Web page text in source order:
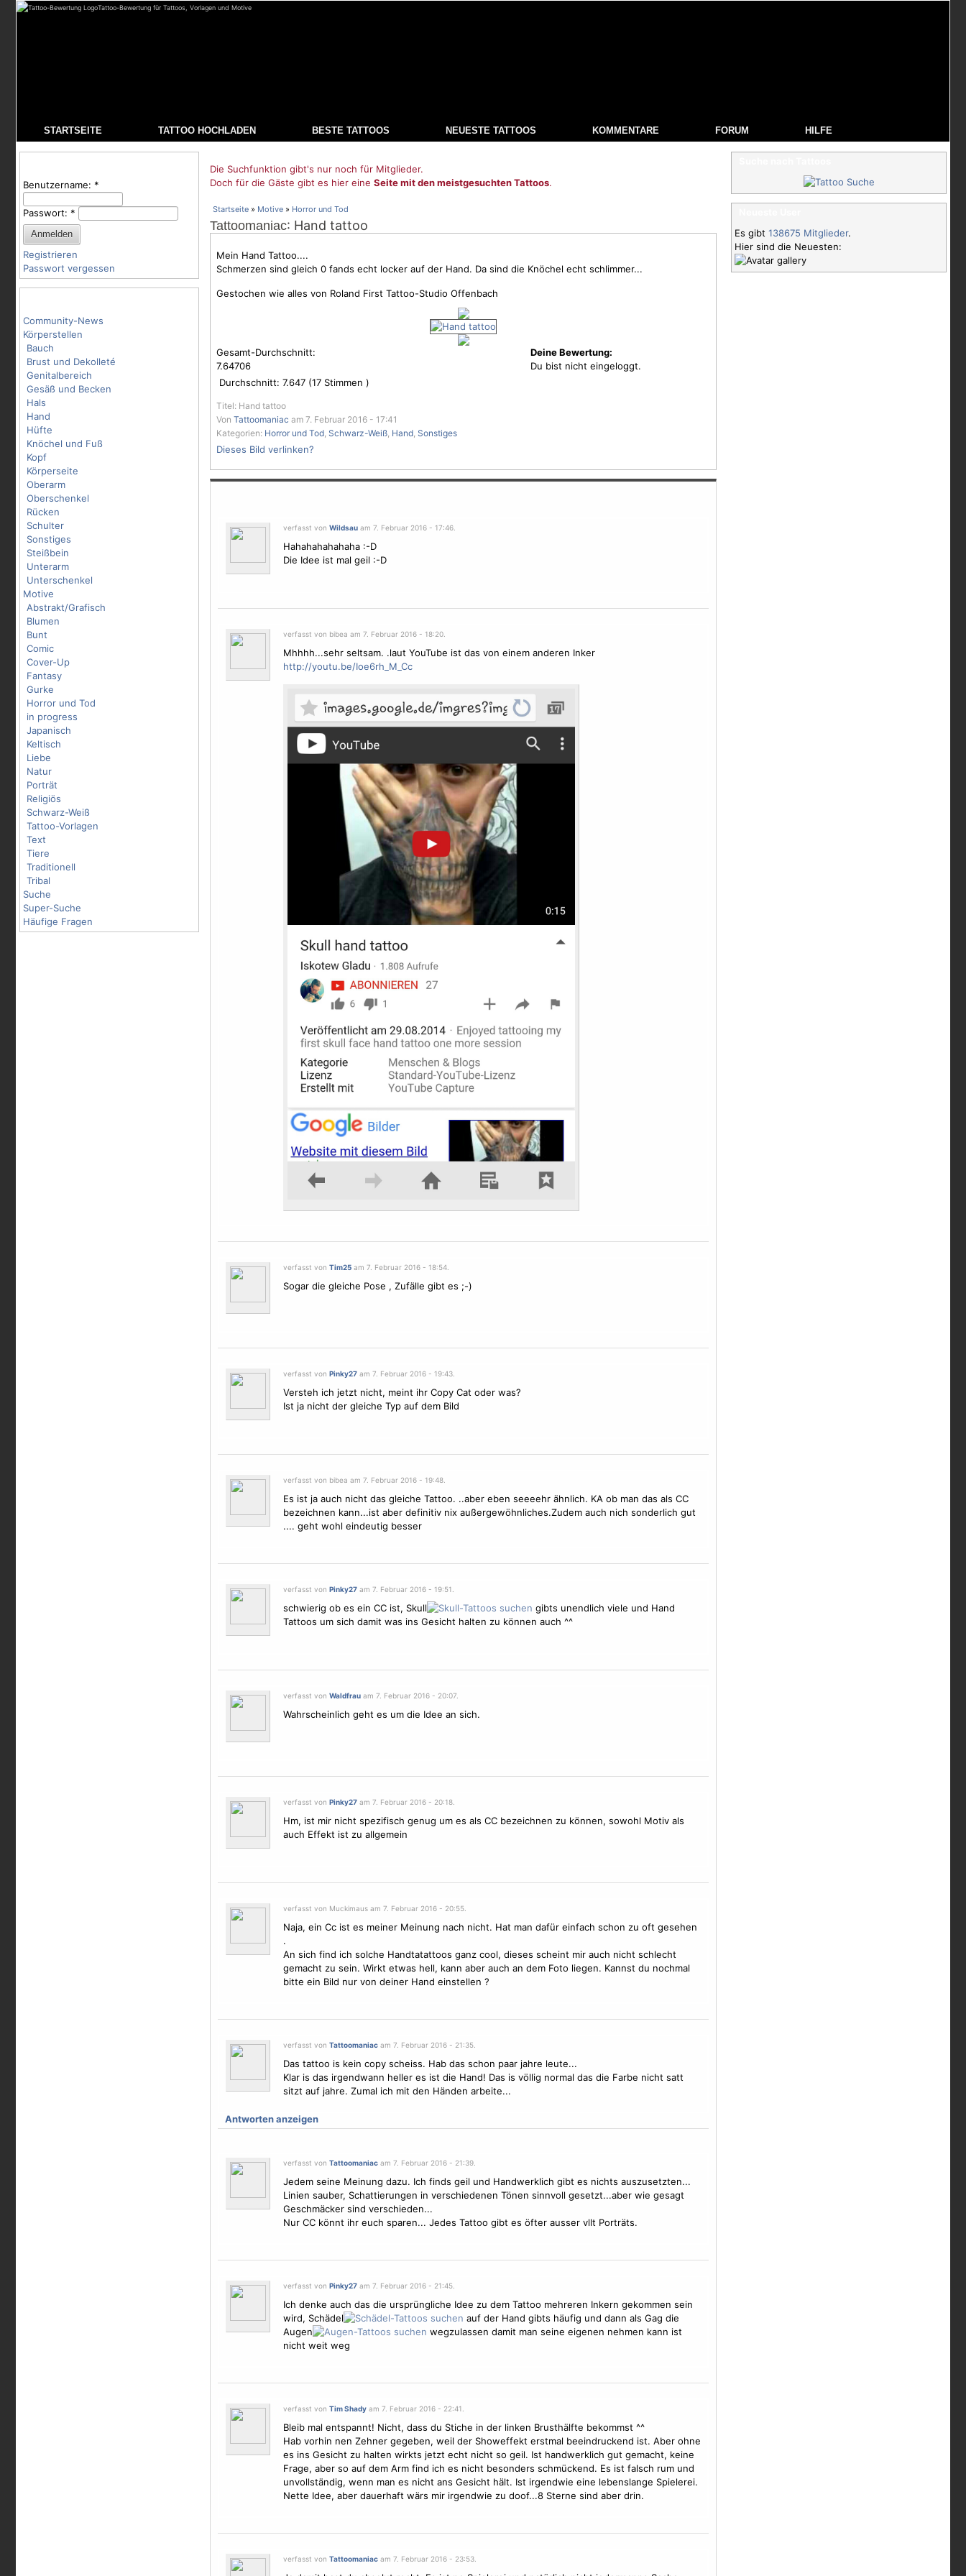
Tattoo-Bewertung für Tattoos, Vorlagen und Motive
STARTSEITE TATTOO HOCHLADEN BESTE TATTOOS NEUESTE TATTOOS KOMMENTARE FORUM HILFE
Benutzername: *
Passwort: *
Registrieren
Passwort vergessen
Community-News
Körperstellen
Bauch
Brust und Dekolleté
Genitalbereich
Gesäß und Becken
Hals
Hand
Hüfte
Knöchel und Fuß
Kopf
Körperseite
Oberarm
Oberschenkel
Rücken
Schulter
Sonstiges
Steißbein
Unterarm
Unterschenkel
Motive
Abstrakt/Grafisch
Blumen
Bunt
Comic
Cover-Up
Fantasy
Gurke
Horror und Tod
in progress
Japanisch
Keltisch
Liebe
Natur
Porträt
Religiös
Schwarz-Weiß
Tattoo-Vorlagen
Text
Tiere
Traditionell
Tribal
Suche
Super-Suche
Häufige Fragen
Die Suchfunktion gibt's nur noch für Mitglieder.
Doch für die Gäste gibt es hier eine Seite mit den meistgesuchten Tattoos.
Startseite » Motive » Horror und Tod
Tattoomaniac: Hand tattoo
Mein Hand Tattoo....
Schmerzen sind gleich 0 fands echt locker auf der Hand. Da sind die Knöchel echt schlimmer...
Gestochen wie alles von Roland First Tattoo-Studio Offenbach
Gesamt-Durchschnitt:
7.64706
Durchschnitt: 7.647 (17 Stimmen )
Deine Bewertung:
Du bist nicht eingeloggt.
Titel: Hand tattoo
Von Tattoomaniac am 7. Februar 2016 - 17:41
Kategorien: Horror und Tod, Schwarz-Weiß, Hand, Sonstiges
Dieses Bild verlinken?
verfasst von Wildsauam 7. Februar 2016 - 17:46.
Hahahahahahaha :-D
Die Idee ist mal geil :-D
verfasst von bibea am 7. Februar 2016 - 18:20.
Mhhhh...sehr seltsam. .laut YouTube ist das von einem anderen Inker
http://youtu.be/Ioe6rh_M_Cc
verfasst von Tim25am 7. Februar 2016 - 18:54.
Sogar die gleiche Pose , Zufälle gibt es ;-)
verfasst von Pinky27am 7. Februar 2016 - 19:43.
Versteh ich jetzt nicht, meint ihr Copy Cat oder was?
Ist ja nicht der gleiche Typ auf dem Bild
verfasst von bibea am 7. Februar 2016 - 19:48.
Es ist ja auch nicht das gleiche Tattoo. ..aber eben seeeehr ähnlich. KA ob man das als CC
bezeichnen kann...ist aber definitiv nix außergewöhnliches.Zudem auch nich sonderlich gut
.... geht wohl eindeutig besser
verfasst von Pinky27am 7. Februar 2016 - 19:51.
schwierig ob es ein CC ist, Skull
gibts unendlich viele und Hand
Tattoos um sich damit was ins Gesicht halten zu können auch ^^
verfasst von Waldfrauam 7. Februar 2016 - 20:07.
Wahrscheinlich geht es um die Idee an sich.
verfasst von Pinky27am 7. Februar 2016 - 20:18.
Hm, ist mir nicht spezifisch genug um es als CC bezeichnen zu können, sowohl Motivals
auch Effekt ist zu allgemein
verfasst von Muckimaus am 7. Februar 2016 - 20:55.
Naja, ein Cc ist es meiner Meinung nach nicht. Hat man dafür einfach schon zu oft gesehen
.
An sich find ich solche Handtatattoos ganz cool, dieses scheint mir auch nicht schlecht
gemacht zu sein. Wirkt etwas hell, kann aber auch an dem Foto liegen. Kannst du nochmal
bitte ein Bild nur von deiner Hand einstellen ?
verfasst von Tattoomaniacam 7. Februar 2016 - 21:35.
Das tattoo is kein copy scheiss. Hab das schon paar jahre leute...
Klar is das irgendwann heller es ist die Hand! Das is völlig normal das die Farbe nicht satt
sitzt auf jahre. Zumal ich mit den Händen arbeite...
Antworten anzeigen
verfasst von Tattoomaniacam 7. Februar 2016 - 21:39.
Jedem seine Meinung dazu. Ich finds geil und Handwerklich gibt es nichts auszusetzten...
Linien sauber, Schattierungen in verschiedenen Tönen sinnvoll gesetzt...aber wie gesagt
Geschmäcker sind verschieden...
Nur CC könnt ihr euch sparen... Jedes Tattoo gibt es öfter ausser vllt Porträts.
verfasst von Pinky27am 7. Februar 2016 - 21:45.
Ich denke auch das die ursprüngliche Idee zu dem Tattoo mehreren Inkern gekommen sein
wird, Schädel
auf der Hand gibts häufig und dann als Gag die
Augen
wegzulassen damit man seine eigenen nehmen kann ist
nicht weit weg
verfasst von Tim Shadyam 7. Februar 2016 - 22:41.
Bleib mal entspannt! Nicht, dass du Stiche in der linken Brusthälfte bekommst ^^
Hab vorhin nen Zehner gegeben, weil der Showeffekt erstmal beeindruckend ist. Aber ohne
es ins Gesicht zu halten wirkts jetzt echt nicht so geil. Ist handwerklich gut gemacht, keine
Frage, aber so auf dem Arm find ich es nicht besonders schmückend. Es ist falsch rum und
unvollständig, wenn man es nicht ans Gesicht hält. Ist irgendwie eine lebenslange Spielerei.
Nette Idee, aber dauerhaft wärs mir irgendwie zu doof...8 Sterne sind aber drin.
verfasst von Tattoomaniacam 7. Februar 2016 - 23:53.
Es gibt 138675 Mitglieder.
Hier sind die Neuesten: